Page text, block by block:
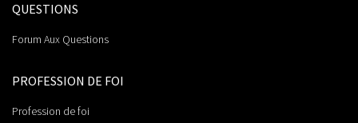
QUESTIONS
Forum Aux Questions
PROFESSION DE FOI
Profession de foi